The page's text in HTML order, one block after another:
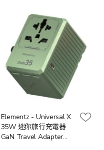
Elementz - Universal X
35W 迷你旅行充電器
GaN Travel Adapter